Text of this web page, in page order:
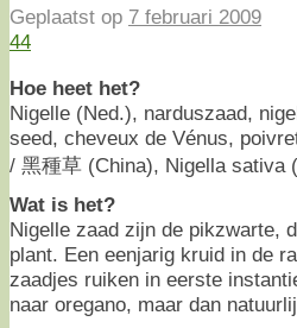
Geplaatst op 7 februari 2009
44
Hoe heet het?
Nigelle (Ned.), narduszaad,
seed, cheveux de Vénus,
/ 黑種草 (China), Nigella sativa
Wat is het?
Nigelle zaad zijn de pikzwarte,
plant. Een eenjarig kruid in de
zaadjes ruiken in eerste
naar oregano, maar dan